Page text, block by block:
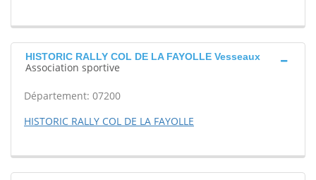
HISTORIC RALLY COL DE LA FAYOLLE Vesseaux
Association sportive
Département: 07200
HISTORIC RALLY COL DE LA FAYOLLE